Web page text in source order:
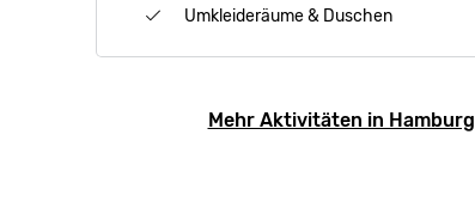
Umkleideräume & Duschen
Mehr Aktivitäten in Hamburg